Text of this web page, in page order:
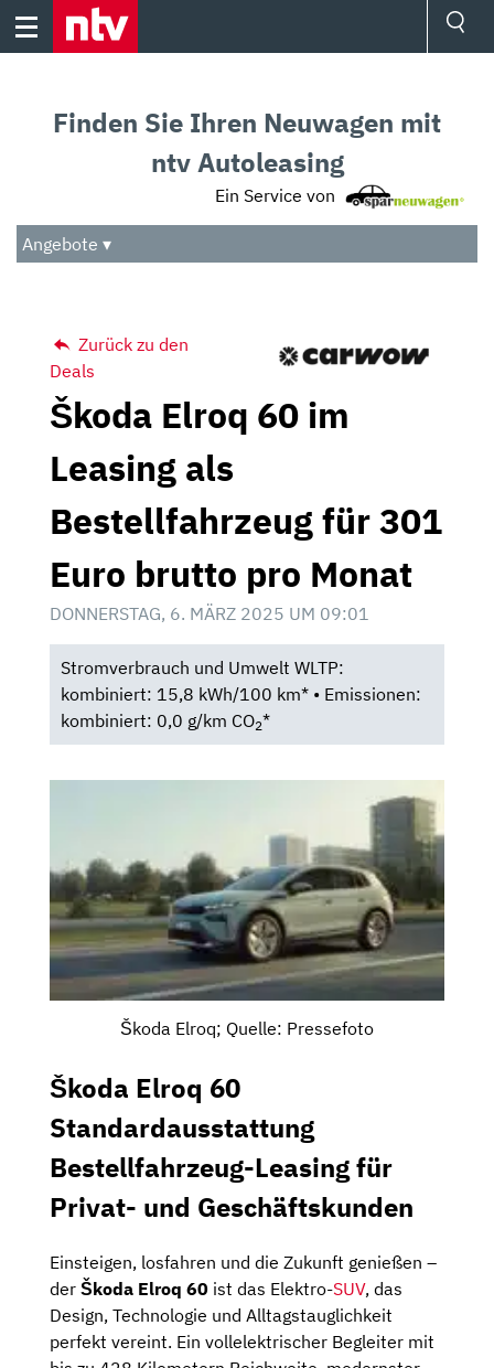
Skip
Audio
Das Beste
Finden Sie Ihren Neuwagen mit
ntv Autoleasing
Ein Service von
Angebote ▾
Zurück zu den
Deals
Škoda Elroq 60 im
Leasing als
Bestellfahrzeug für 301
Euro brutto pro Monat
DONNERSTAG, 6. MÄRZ 2025 UM 09:01
Stromverbrauch und Umwelt WLTP:
kombiniert: 15,8 kWh/100 km* • Emissionen:
kombiniert: 0,0 g/km CO2*
Škoda Elroq; Quelle: Pressefoto
Škoda Elroq 60
Standardausstattung
Bestellfahrzeug-Leasing für
Privat- und Geschäftskunden
Einsteigen, losfahren und die Zukunft genießen –
der Škoda Elroq 60 ist das Elektro-SUV, das
Design, Technologie und Alltagstauglichkeit
perfekt vereint. Ein vollelektrischer Begleiter mit